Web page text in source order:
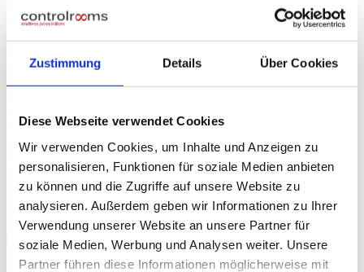
Zustimmung Details Über Cookies
Diese Webseite verwendet Cookies
Wir verwenden Cookies, um Inhalte und Anzeigen zu
personalisieren, Funktionen für soziale Medien anbieten
zu können und die Zugriffe auf unsere Website zu
analysieren. Außerdem geben wir Informationen zu Ihrer
Verwendung unserer Website an unsere Partner für
soziale Medien, Werbung und Analysen weiter. Unsere
Partner führen diese Informationen möglicherweise mit
Verträge Verbrauchsmaterial
BahnLeitzentralen & Stellwerkstechnik Sicherheit &
Planung & Design
Journal
Presse▾
ORF NÖ BerichtTV-Beitrag: Spezialist für Leitzentralen Fachartikel
Produktportfolio auf einen Blick
Über uns
KI
Beratung anfragen→
Start
Schlagwort: ISE